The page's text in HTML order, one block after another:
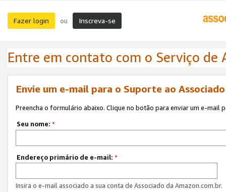
Fazer login ou Inscreva-se
Entre em contato com o Serviço de
Envie um e-mail para o Suporte ao
Preencha o formulário abaixo. Clique no botão para enviar um e-mail
Seu nome: *
Endereço primário de e-mail: *
Insira o e-mail associado a sua conta de Associado da Amazon.com.br.